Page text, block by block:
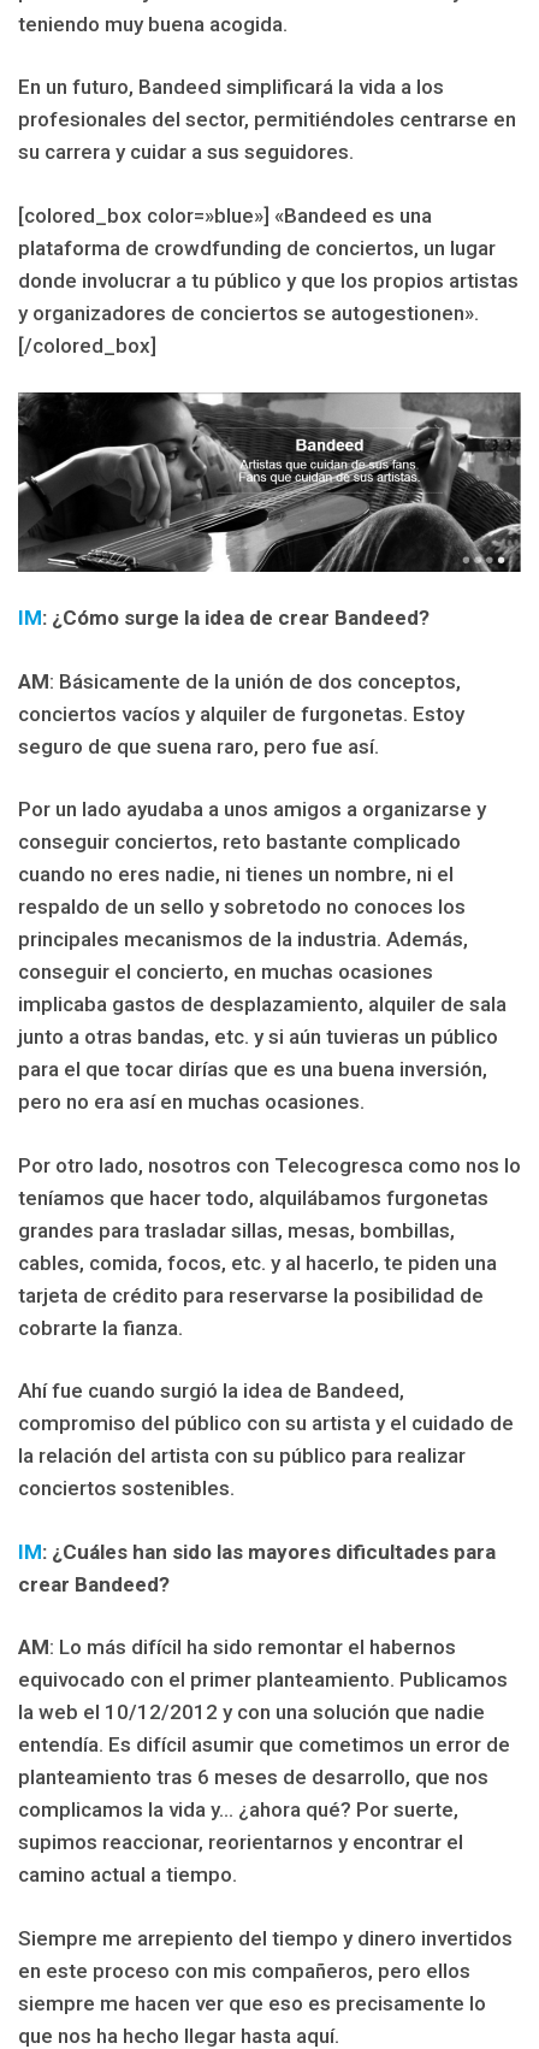
teniendo muy buena acogida.
En un futuro, Bandeed simplificará la vida a los
profesionales del sector, permitiéndoles centrarse en
su carrera y cuidar a sus seguidores.
[colored_box color=»blue»] «Bandeed es una
plataforma de crowdfunding de conciertos, un lugar
donde involucrar a tu público y que los propios artistas
y organizadores de conciertos se autogestionen».
[/colored_box]
IM: ¿Cómo surge la idea de crear Bandeed?
AM: Básicamente de la unión de dos conceptos,
conciertos vacíos y alquiler de furgonetas. Estoy
seguro de que suena raro, pero fue así.
Por un lado ayudaba a unos amigos a organizarse y
conseguir conciertos, reto bastante complicado
cuando no eres nadie, ni tienes un nombre, ni el
respaldo de un sello y sobretodo no conoces los
principales mecanismos de la industria. Además,
conseguir el concierto, en muchas ocasiones
implicaba gastos de desplazamiento, alquiler de sala
junto a otras bandas, etc. y si aún tuvieras un público
para el que tocar dirías que es una buena inversión,
pero no era así en muchas ocasiones.
Por otro lado, nosotros con Telecogresca como nos lo
teníamos que hacer todo, alquilábamos furgonetas
grandes para trasladar sillas, mesas, bombillas,
cables, comida, focos, etc. y al hacerlo, te piden una
tarjeta de crédito para reservarse la posibilidad de
cobrarte la fianza.
Ahí fue cuando surgió la idea de Bandeed,
compromiso del público con su artista y el cuidado de
la relación del artista con su público para realizar
conciertos sostenibles.
IM: ¿Cuáles han sido las mayores dificultades para
crear Bandeed?
AM: Lo más difícil ha sido remontar el habernos
equivocado con el primer planteamiento. Publicamos
la web el 10/12/2012 y con una solución que nadie
entendía. Es difícil asumir que cometimos un error de
planteamiento tras 6 meses de desarrollo, que nos
complicamos la vida y… ¿ahora qué? Por suerte,
supimos reaccionar, reorientarnos y encontrar el
camino actual a tiempo.
Siempre me arrepiento del tiempo y dinero invertidos
en este proceso con mis compañeros, pero ellos
siempre me hacen ver que eso es precisamente lo
que nos ha hecho llegar hasta aquí.